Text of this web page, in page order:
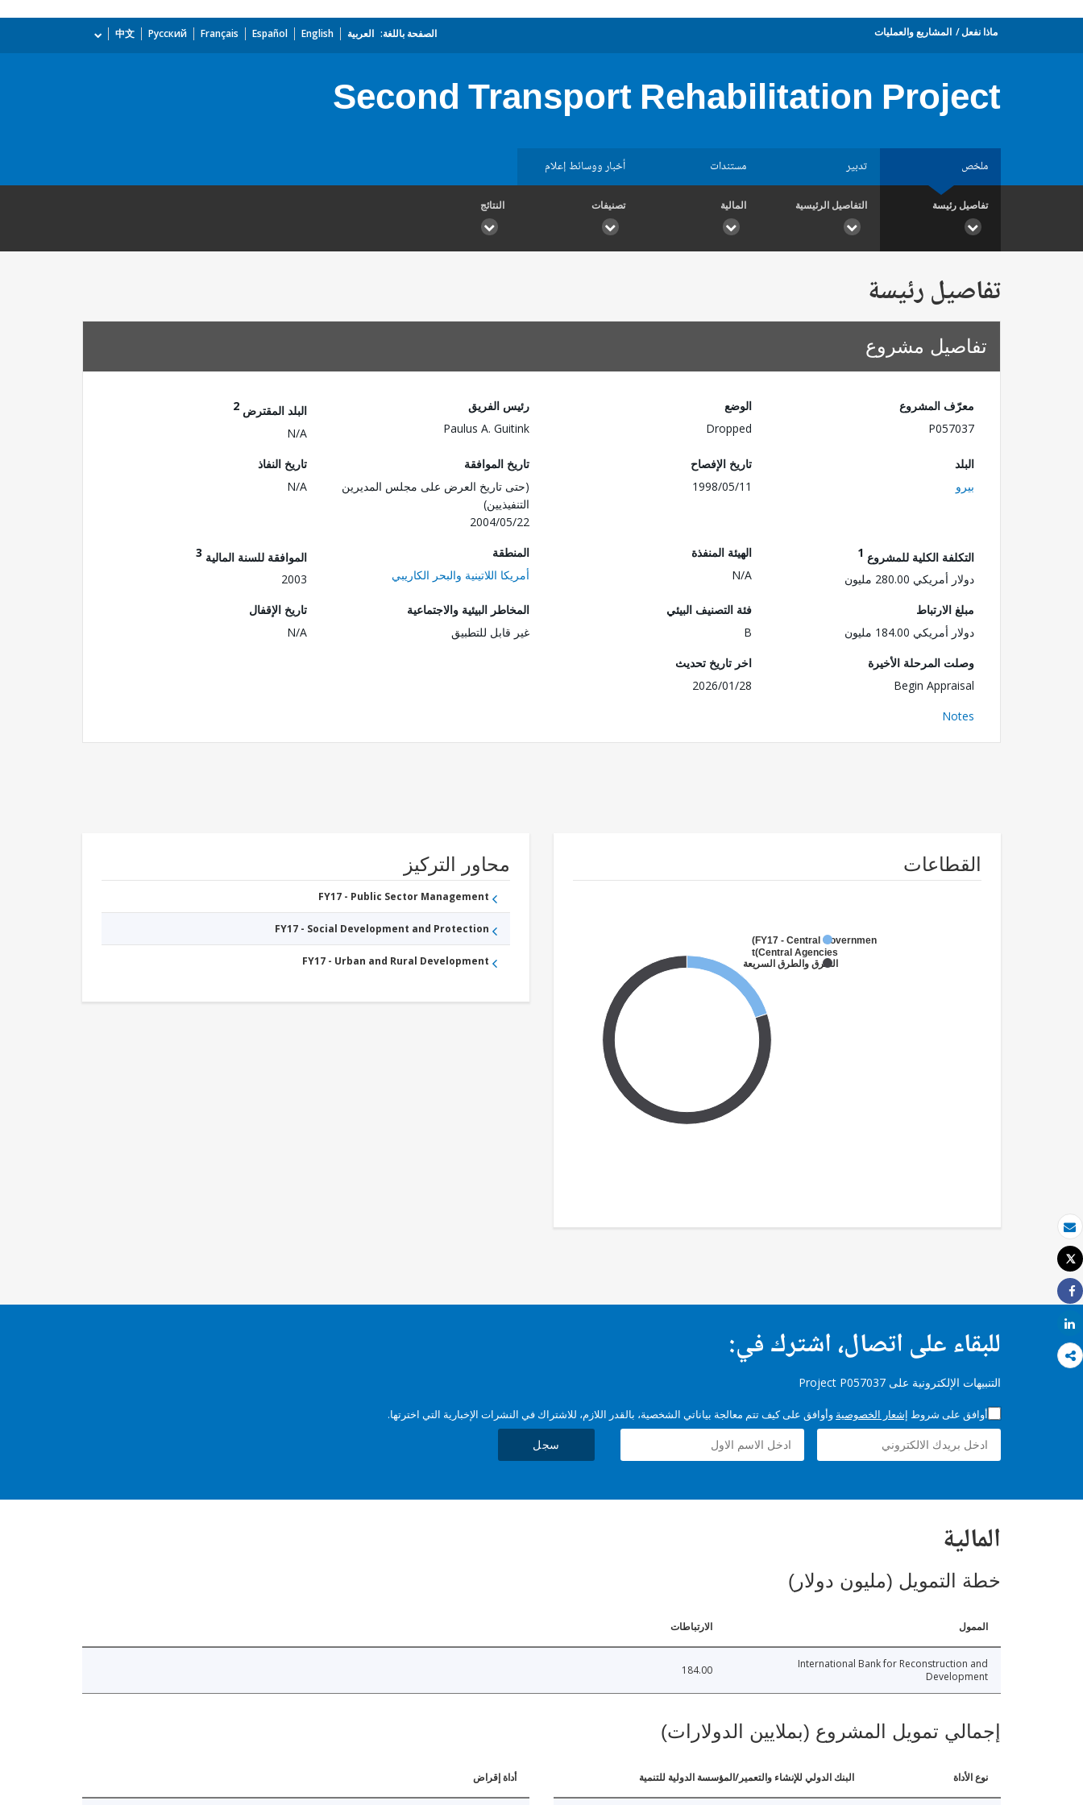
بريد الكتروني
طباعة
Tweet
Share
Share
ماذا نفعل المشاريع والعمليات الصفحة باللغة: العربية English
Español
Français
Русский
中文
Second Transport Rehabilitation Project
ملخص تدبير مستندات أخبار ووسائط إعلام
تفاصيل رئيسة التفاصيل الرئيسية المالية تصنيفات النتائج
تفاصيل رئيسة
تفاصيل مشروع
معرّف المشروع
P057037
الوضع
Dropped
رئيس الفريق
Paulus A. Guitink
البلد المقترض 2
N/A
البلد
بيرو
تاريخ الإفصاح
1998/05/11
تاريخ الموافقة
(حتى تاريخ العرض على مجلس المديرين
التنفيذيين)
2004/05/22
تاريخ النفاذ
N/A
التكلفة الكلية للمشروع 1
دولار أمريكي 280.00 مليون
الهيئة المنفذة
N/A
المنطقة
أمريكا اللاتينية والبحر الكاريبي
الموافقة للسنة المالية 3
2003
مبلغ الارتباط
دولار أمريكي 184.00 مليون
فئة التصنيف البيئي
B
المخاطر البيئية والاجتماعية
غير قابل للتطبيق
تاريخ الإقفال
N/A
وصلت المرحلة الأخيرة
Begin Appraisal
اخر تاريخ تحديث
2026/01/28
Notes
القطاعات
FY17 - Central Government
(Central Agencies
)
الطرق والطرق السريعة
محاور التركيز
FY17 - Public Sector Management
FY17 - Social Development and Protection
FY17 - Urban and Rural Development
للبقاء على اتصال، اشترك في:
التنبيهات الإلكترونية على Project P057037
أوافق على شروط إشعار الخصوصية وأوافق على كيف تتم معالجة بياناتي الشخصية، بالقدر اللازم، للاشتراك في النشرات الإخبارية التي اخترتها.
سجل
المالية
خطة التمويل (مليون دولار)
الممول الارتباطات
International Bank for Reconstruction and
Development
184.00
إجمالي تمويل المشروع (بملايين الدولارات)
نوع الأداة البنك الدولي للإنشاء والتعمير/المؤسسة الدولية للتنمية أداة إقراض